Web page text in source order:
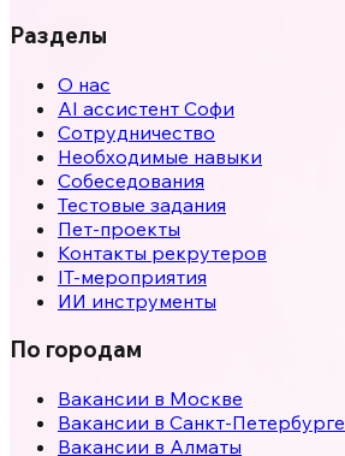
Разделы
О нас
AI ассистент Софи
Сотрудничество
Необходимые навыки
Собеседования
Тестовые задания
Пет-проекты
Контакты рекрутеров
IT-мероприятия
ИИ инструменты
По городам
Вакансии в Москве
Вакансии в Санкт-Петербурге
Вакансии в Алматы